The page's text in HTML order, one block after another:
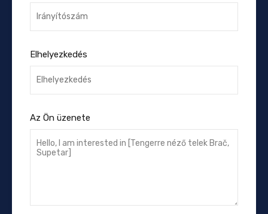
Elhelyezkedés
Az Ön üzenete